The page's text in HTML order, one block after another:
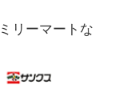
リーマートな